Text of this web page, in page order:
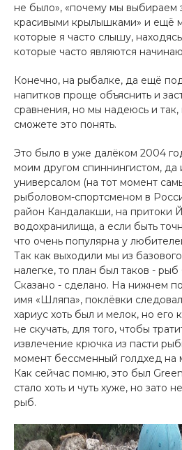
не было», «почему мы выбираем
красивыми крылышками» и ещё
которые я часто слышу,
которые часто являются
Конечно, на рыбалке, да ещё
напитков проще объяснить и
сравнения, но мы надеюсь и
сможете это понять.
Это было в уже далёком 2004
моим другом спиннингистом,
универсалом (на тот момент
рыболовом-спортсменом в
район Кандалакши, на притоки
водохранилища, а если быть
что очень популярна у
Так как выходили мы из
налегке, то план был таков -
Сказано - сделано. На нижнем
имя «Шляпа», поклёвки
хариус хоть был и мелок, но его
не скучать, для того, чтобы
извлечение крючка из пасти
момент бессменный голдхед на
Как сейчас помню, это был
стало хоть и чуть хуже, но зато
рыб.